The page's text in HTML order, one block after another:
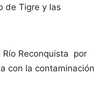
de Tigre y las
Reconquista por
con la contaminación